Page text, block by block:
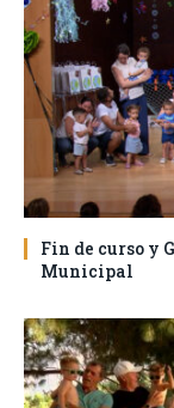
Fin de curso y
Municipal